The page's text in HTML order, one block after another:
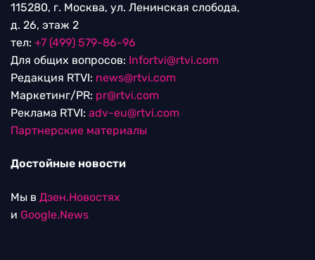
115280, г. Москва, ул. Ленинская слобода,
д. 26, этаж 2
тел: +7 (499) 579-86-96
Для общих вопросов: Infortvi@rtvi.com
Редакция RTVI: news@rtvi.com
Маркетинг/PR: pr@rtvi.com
Реклама RTVI: adv-eu@rtvi.com
Партнерские материалы
Достойные новости
Мы в Дзен.Новостях
и Google.News